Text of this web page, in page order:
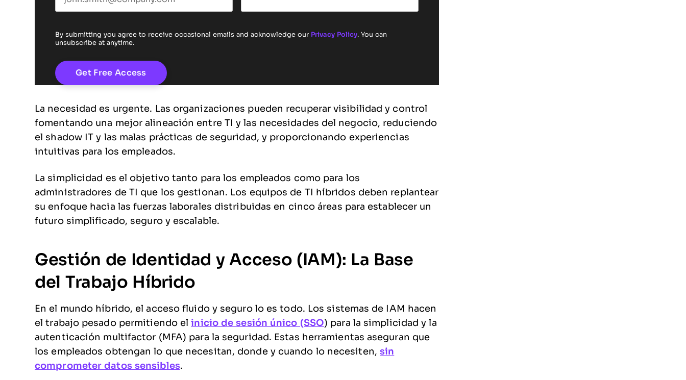
By submitting you agree to receive occasional emails and acknowledge our Privacy Policy. You can
unsubscribe at anytime.
La necesidad es urgente. Las organizaciones pueden recuperar visibilidad y control
fomentando una mejor alineación entre TI y las necesidades del negocio, reduciendo
el shadow IT y las malas prácticas de seguridad, y proporcionando experiencias
intuitivas para los empleados.
La simplicidad es el objetivo tanto para los empleados como para los
administradores de TI que los gestionan. Los equipos de TI híbridos deben replantear
su enfoque hacia las fuerzas laborales distribuidas en cinco áreas para establecer un
futuro simplificado, seguro y escalable.
Gestión de Identidad y Acceso (IAM): La Base
del Trabajo Híbrido
En el mundo híbrido, el acceso fluido y seguro lo es todo. Los sistemas de IAM hacen
el trabajo pesado permitiendo elinicio de sesión único (SSO) para la simplicidad y la
autenticación multifactor (MFA) para la seguridad. Estas herramientas aseguran que
los empleados obtengan lo que necesitan, donde y cuando lo necesiten, sin
comprometer datos sensibles.